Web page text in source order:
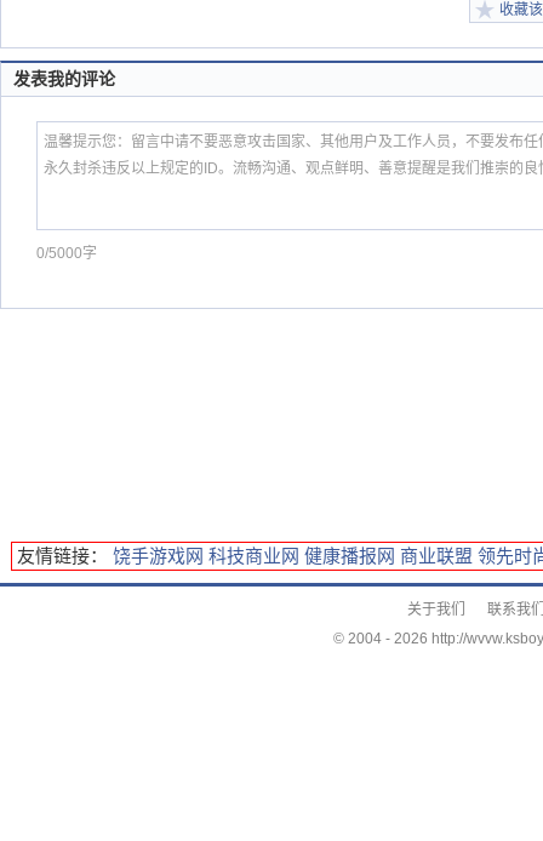
收藏
发表我的评论
0/5000字
友情链接： 饶手游戏网 科技商业网 健康播报网 商业联盟 领先时
关于我们
联系我
© 2004 - 2026 http://